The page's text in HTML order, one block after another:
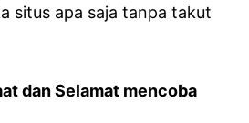
situs apa saja tanpa takut
dan Selamat mencoba